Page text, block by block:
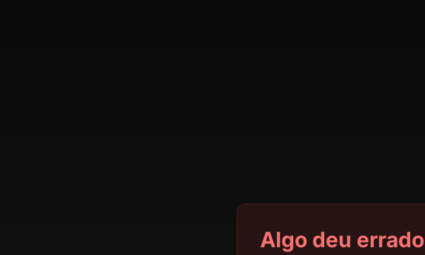
Algo deu errado